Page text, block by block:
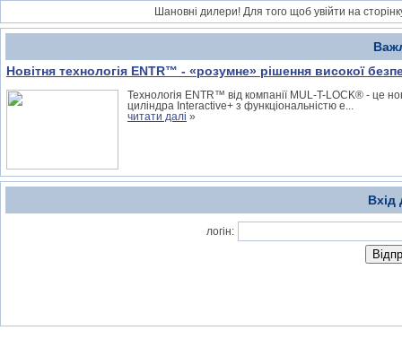
Шановні дилери! Для того щоб увійти на
Новітня технологія ENTR™ - «розумне» рішення високої
Технологія ENTR™ від компанії MUL-T-LOCK® - це
циліндра Interactive+ з функціональністю е...
читати далі »
Вхід
логін: